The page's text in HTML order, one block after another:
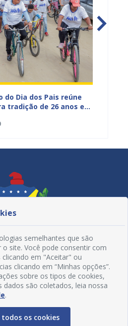
do Dia dos Pais reúne
tradição de 26 anos em
Sociais
semelhantes que são
o site. Você pode consentir com
em "Aceitar" ou
clicando em “Minhas opções”.
sobre os tipos de cookies,
dados são coletados, leia nossa
.
os cookies